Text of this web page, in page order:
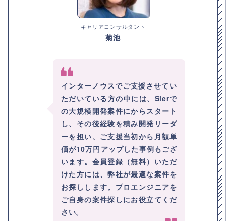
キャリアコンサルタント
菊池
インターノウスでご支援させてい
ただいている方の中には、Sierで
の大規模開発案件にからスタート
し、その後経験を積み開発リーダ
ーを担い、ご支援当初から月額単
価が10万円アップした事例もござ
います。会員登録（無料）いただ
けた方には、弊社が最適な案件を
お探しします。プロエンジニアを
ご自身の案件探しにお役立てくだ
さい。